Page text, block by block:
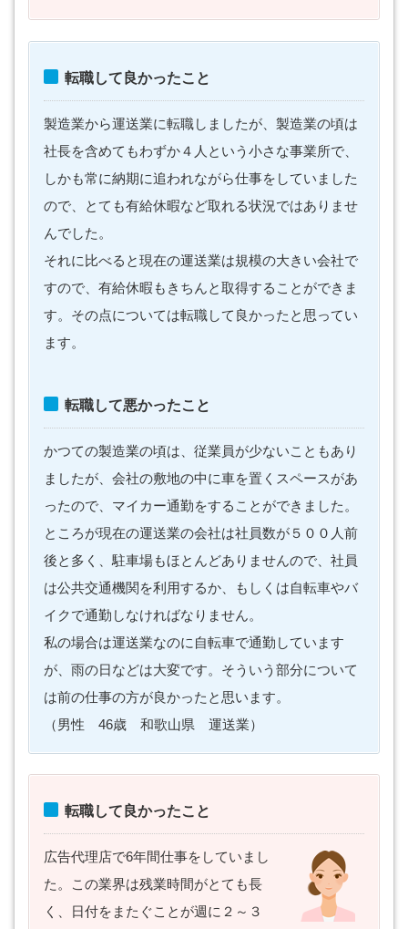
転職して良かったこと
製造業から運送業に転職しましたが、製造業の頃は
社長を含めてもわずか４人という小さな事業所で、
しかも常に納期に追われながら仕事をしていました
ので、とても有給休暇など取れる状況ではありませ
んでした。
それに比べると現在の運送業は規模の大きい会社で
すので、有給休暇もきちんと取得することができま
す。その点については転職して良かったと思ってい
ます。
転職して悪かったこと
かつての製造業の頃は、従業員が少ないこともあり
ましたが、会社の敷地の中に車を置くスペースがあ
ったので、マイカー通勤をすることができました。
ところが現在の運送業の会社は社員数が５００人前
後と多く、駐車場もほとんどありませんので、社員
は公共交通機関を利用するか、もしくは自転車やバ
イクで通勤しなければなりません。
私の場合は運送業なのに自転車で通勤しています
が、雨の日などは大変です。そういう部分について
は前の仕事の方が良かったと思います。
（男性 46歳 和歌山県 運送業）
転職して良かったこと
広告代理店で6年間仕事をしていまし
た。この業界は残業時間がとても長
く、日付をまたぐことが週に２～３